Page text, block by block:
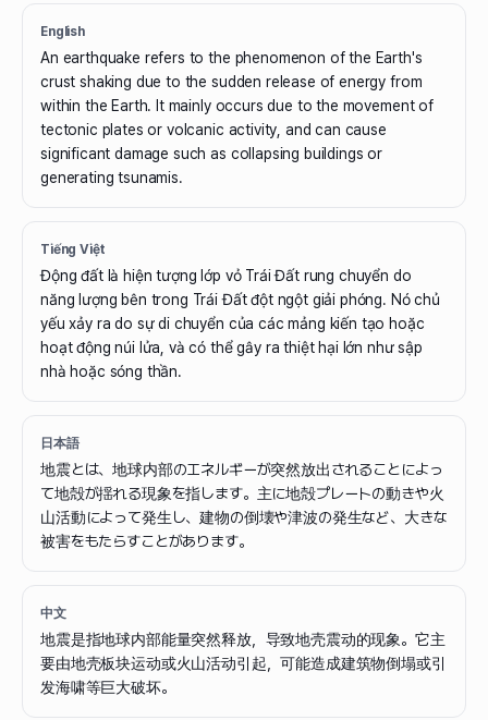
English
An earthquake refers to the phenomenon of the Earth's
crust shaking due to the sudden release of energy from
within the Earth. It mainly occurs due to the movement of
tectonic plates or volcanic activity, and can cause
significant damage such as collapsing buildings or
generating tsunamis.
Tiếng Việt
Động đất là hiện tượng lớp vỏ Trái Đất rung chuyển do
năng lượng bên trong Trái Đất đột ngột giải phóng. Nó chủ
yếu xảy ra do sự di chuyển của các mảng kiến tạo hoặc
hoạt động núi lửa, và có thể gây ra thiệt hại lớn như sập
nhà hoặc sóng thần.
日本語
地震とは、地球内部のエネルギーが突然放出されることによっ
て地殻が揺れる現象を指します。主に地殻プレートの動きや火
山活動によって発生し、建物の倒壊や津波の発生など、大きな
被害をもたらすことがあります。
中文
地震是指地球内部能量突然释放，导致地壳震动的现象。它主
要由地壳板块运动或火山活动引起，可能造成建筑物倒塌或引
发海啸等巨大破坏。